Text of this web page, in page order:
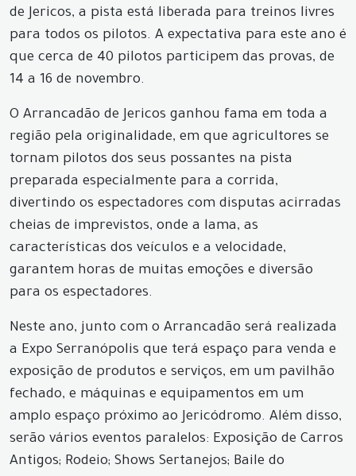
de Jericos, a pista está liberada para treinos livres
para todos os pilotos. A expectativa para este ano é
que cerca de 40 pilotos participem das provas, de
14 a 16 de novembro.
O Arrancadão de Jericos ganhou fama em toda a
região pela originalidade, em que agricultores se
tornam pilotos dos seus possantes na pista
preparada especialmente para a corrida,
divertindo os espectadores com disputas acirradas
cheias de imprevistos, onde a lama, as
características dos veículos e a velocidade,
garantem horas de muitas emoções e diversão
para os espectadores.
Neste ano, junto com o Arrancadão será realizada
a Expo Serranópolis que terá espaço para venda e
exposição de produtos e serviços, em um pavilhão
fechado, e máquinas e equipamentos em um
amplo espaço próximo ao Jericódromo. Além disso,
serão vários eventos paralelos: Exposição de Carros
Antigos; Rodeio; Shows Sertanejos; Baile do